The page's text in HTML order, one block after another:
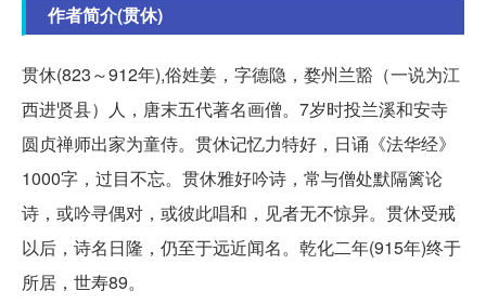
作者简介(贯休)
贯休(823～912年),俗姓姜，字德隐，婺州兰豁（一说为江
西进贤县）人，唐末五代著名画僧。7岁时投兰溪和安寺
圆贞禅师出家为童侍。贯休记忆力特好，日诵《法华经》
1000字，过目不忘。贯休雅好吟诗，常与僧处默隔篱论
诗，或吟寻偶对，或彼此唱和，见者无不惊异。贯休受戒
以后，诗名日隆，仍至于远近闻名。乾化二年(915年)终于
所居，世寿89。